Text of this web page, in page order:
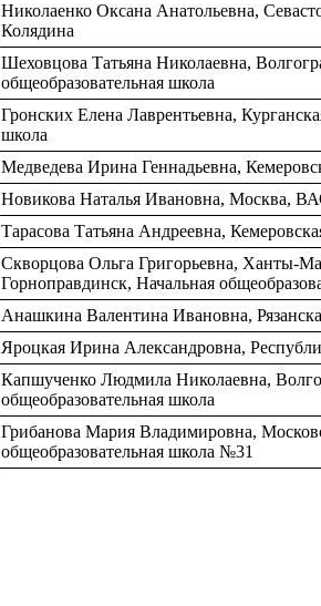
Николаенко Оксана Анатольевна,
Колядина
Шеховцова Татьяна Николаевна,
общеобразовательная школа
Гронских Елена Лаврентьевна,
школа
Медведева Ирина Геннадьевна,
Новикова Наталья Ивановна, Москва,
Тарасова Татьяна Андреевна,
Скворцова Ольга Григорьевна, Ханты-
Горноправдинск, Начальная
Анашкина Валентина Ивановна,
Яроцкая Ирина Александровна,
Капшученко Людмила Николаевна,
общеобразовательная школа
Грибанова Мария Владимировна,
общеобразовательная школа №31